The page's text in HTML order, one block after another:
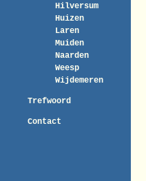
Hilversum
Huizen
Laren
Muiden
Naarden
Weesp
Wijdemeren
Trefwoord
Contact